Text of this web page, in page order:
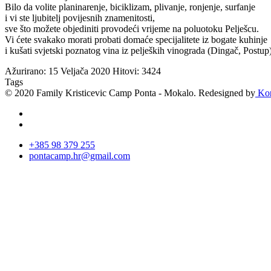
Bilo da volite planinarenje, biciklizam, plivanje, ronjenje, surfanje
i vi ste ljubitelj povijesnih znamenitosti,
sve što možete objediniti provodeći vrijeme na poluotoku Pelješcu.
Vi ćete svakako morati probati domaće specijalitete iz bogate kuhinje
i kušati svjetski poznatog vina iz peljeških vinograda (Dingač, Postup
Ažurirano: 15 Veljača 2020 Hitovi: 3424
Tags
© 2020 Family Kristicevic Camp Ponta - Mokalo. Redesigned by
+385 98 379 255
pontacamp.hr@gmail.com